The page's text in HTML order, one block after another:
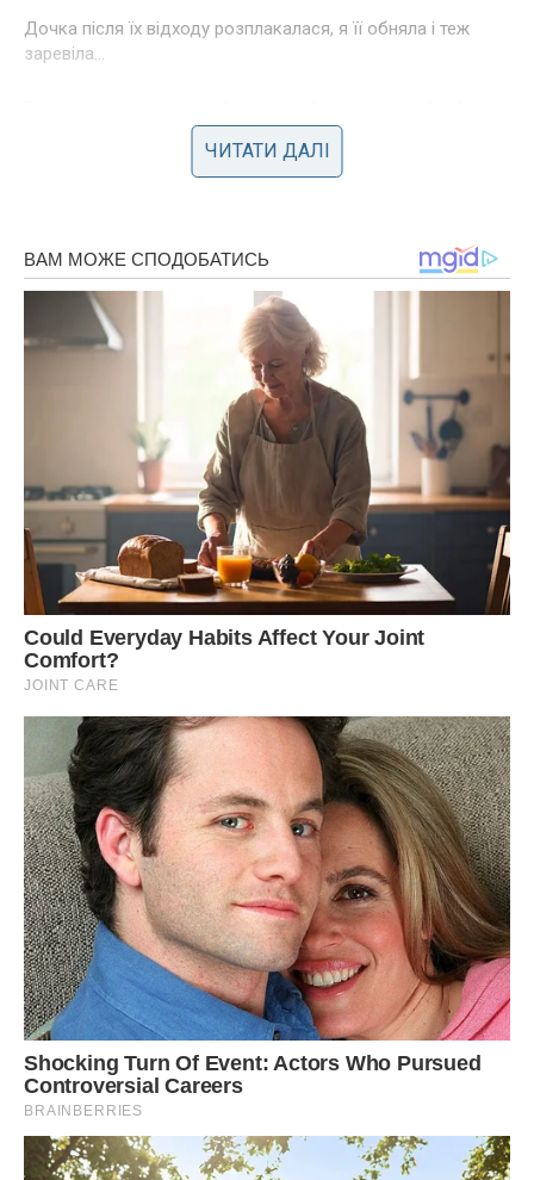
Дочка після їх відходу розплакалася, я її обняла і теж
заревіла…
були чоловіком і дружиною, сталася ще одна спроба
захоплення нашої квартири. На цей раз чоловік приїхав зі
своєю Русланою і заявив, що має право жити на
У підсумку наша двокімнатна була продана, ми з донькою
змогли на виручені гроші купити собі скромну
однокімнатну квартиру, хоч і довелося залазити в
Час згладжує всі проблеми, через чотири роки ми майже
забули про всі пригоди минулих років, і прекрасно жили з
Емілією удвох. Моя дівчинка підросла, стала
розсудливою, я бачила, що вона розуміє, як важко мені
одній справлятися з нашим матеріальним забезпеченням, і
не вимагала якихось особливих покупок. Допомагали з
продуктами мої батьки, які приїжджали нас провідати, а
внучка всі канікули проводила у них, допомагаючи по
господарству і насолоджуючись прекрасною природою.
Всі неординарні події у нас чомусь відбуваються по
вихідний день.
ЧИТАТИ ДАЛІ